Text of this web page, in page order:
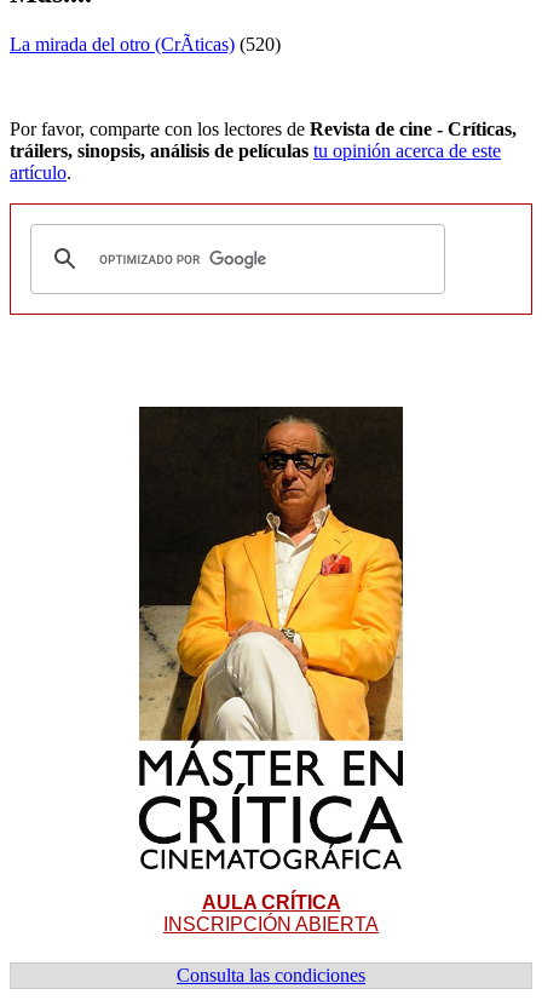
La mirada del otro (CrÃ­ticas) (520)
Por favor, comparte con los lectores de Revista de cine - Críticas,
tráilers, sinopsis, análisis de películas tu opinión acerca de este
artículo.
AULA CRÍTICA
INSCRIPCIÓN ABIERTA
Consulta las condiciones